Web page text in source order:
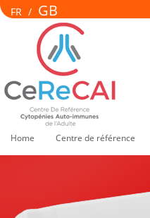
FR / GB
Home Centre de référence